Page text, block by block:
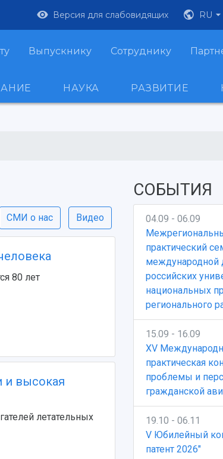
Версия для слабовидящих RU
Выпускнику Сотруднику
НАУКА РАЗВИТИЕ
СМИ о нас Видео
80 лет
и высокая
летательных
СОБЫТИЯ
04.09 - 06.09
практический
международной
российских
национальных
регионального
15.09 - 16.09
XV
практическая
проблемы и
гражданской
19.10 - 06.11
V Юбилейный
патент 2026"